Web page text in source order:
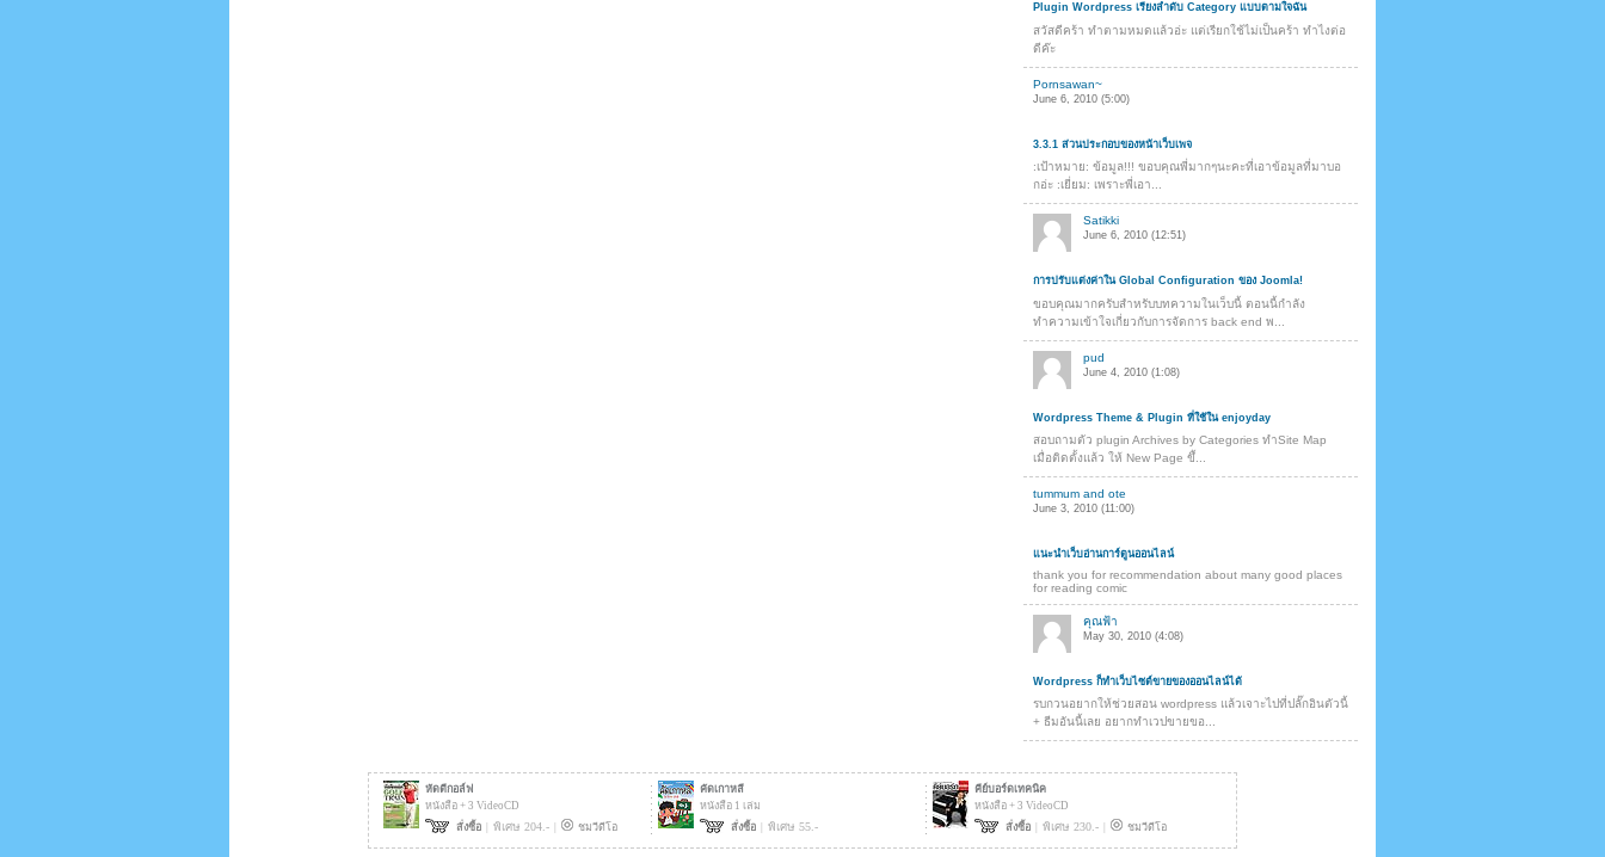
Plugin Wordpress เรียงลำดับ Category แบบตามใจฉัน
สวัสดีคร้า ทำตามหมดแล้วอ่ะ แต่เรียกใช้ไม่เป็นคร้า ทำไงต่อ
ดีค๊ะ
Pornsawan~
June 6, 2010 (5:00)
3.3.1 ส่วนประกอบของหน้าเว็บเพจ
:เป้าหมาย: ข้อมูล!!! ขอบคุณพี่มากๆนะคะที่เอาข้อมูลที่มาบอ
กอ่ะ :เยี่ยม: เพราะพี่เอา...
Satikki
June 6, 2010 (12:51)
การปรับแต่งค่าใน Global Configuration ของ Joomla!
ขอบคุณมากครับสำหรับบทความในเว็บนี้ ตอนนี้กำลัง
ทำความเข้าใจเกี่ยวกับการจัดการ back end พ...
pud
June 4, 2010 (1:08)
Wordpress Theme & Plugin ที่ใช้ใน enjoyday
สอบถามตัว plugin Archives by Categories ทำSite Map
เมื่อติดตั้งแล้ว ให้ New Page ขึ้...
tummum and ote
June 3, 2010 (11:00)
แนะนำเว็บอ่านการ์ตูนออนไลน์
thank you for recommendation about many good places
for reading comic
คุณฟ้า
May 30, 2010 (4:08)
Wordpress ก็ทำเว็บไซต์ขายของออนไลน์ได้
รบกวนอยากให้ช่วยสอน wordpress แล้วเจาะไปที่ปลั๊กอินตัวนี้
+ ธีมอันนี้เลย อยากทำเวปขายขอ...